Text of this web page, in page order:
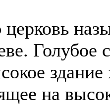
на